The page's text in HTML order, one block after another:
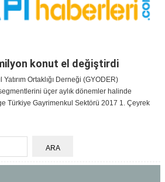
konut el değiştirdi
Ortaklığı Derneği (GYODER)
üçer aylık dönemler halinde
Türkiye Gayrimenkul Sektörü 2017 1. Çeyrek